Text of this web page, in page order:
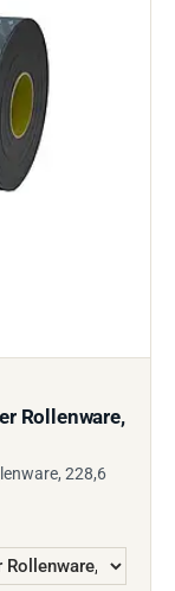
Rollenware,
228,6